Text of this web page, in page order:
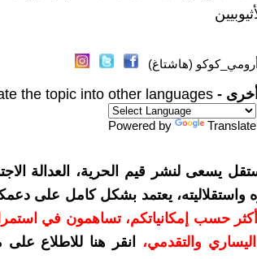
(هاشتاغ)
-
the topic into other languages
Powered by Translate
يسعى لنشر قيم الحرية، العدالة
واستقلاليته، يعتمد بشكل كامل على
سنويًا أو أكثر حسب إمكانياتكم، تساهمون في
والتقدمي،
انقر هنا للاطلاع